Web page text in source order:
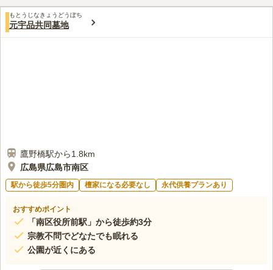
もとうじなきょうどうぼち
元宇品共同墓地
鷹野橋駅から1.8km
広島県広島市南区
駅から徒歩5分圏内 檀家になる必要なし 永代供養プランあり
おすすめポイント
「南区役所前駅」から徒歩約3分
宗教不問でどなたでも眠れる
公園が近くにある